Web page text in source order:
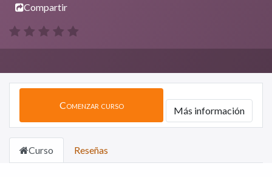
Compartir
Comenzar curso Más información
Curso Reseñas